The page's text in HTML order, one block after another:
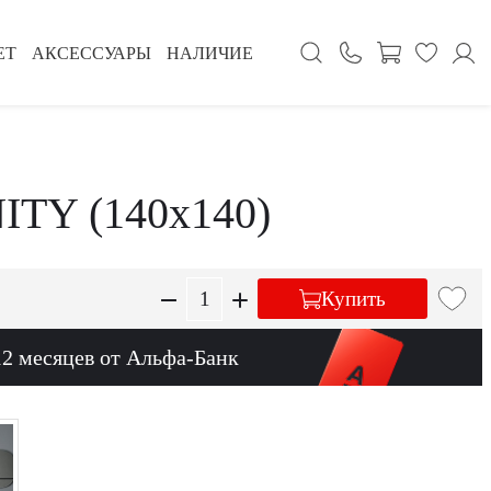
АКСЕССУАРЫ НАЛИЧИЕ
(140х140)
Купить
месяцев от Альфа-Банк